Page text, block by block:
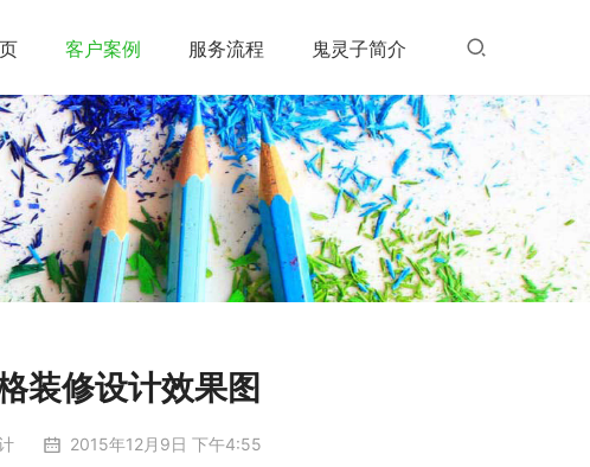
客户案例 服务流程 鬼灵子简介
装修设计效果图
2015年12月9日 下午4:55